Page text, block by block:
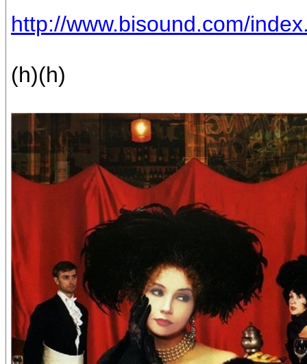
http://www.bisound.com/
(h)(h)